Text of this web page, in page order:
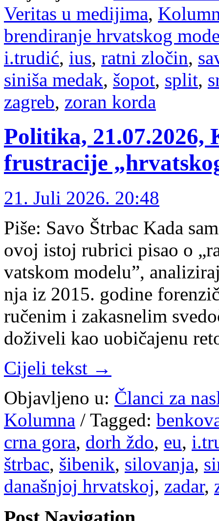
Veritas u medijima,
brendiranje hrvatskog
i.trudić, ius, ratni zločin,
siniša medak, šopot, split,
zagreb, zoran korda
Politika, 21.07.2026,
frustracije
21. Juli 2026. 20:48
Piše: Savo Štrbac Ka­da
ovoj is­toj ru­bri­ci pi­sao o
vat­skom mo­de­lu”,
nja iz 2015. go­di­ne
ru­če­nim i za­ka­sne­lim
do­ži­ve­li kao uobi­ča­je­nu
Cijeli tekst →
Objavljeno u: Članci za
Kolumna / Tagged:
crna gora, dorh ždo, eu,
štrbac, šibenik, silovanja,
današnjoj hrvatskoj, zadar,